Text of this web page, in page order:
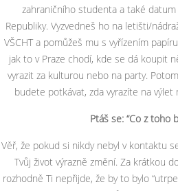
zahraničního studenta a také
Republiky. Vyzvedneš ho na letišti/
VŠCHT a pomůžeš mu s vyřízením
jak to v Praze chodí, kde se dá koupit
vyrazit za kulturou nebo na party.
budete potkávat, zda vyrazíte na
Ptáš se: “Co z toho
Věř, že pokud si nikdy nebyl v kontaktu
Tvůj život výrazně změní. Za krátkou
rozhodně Ti nepřijde, že by to bylo